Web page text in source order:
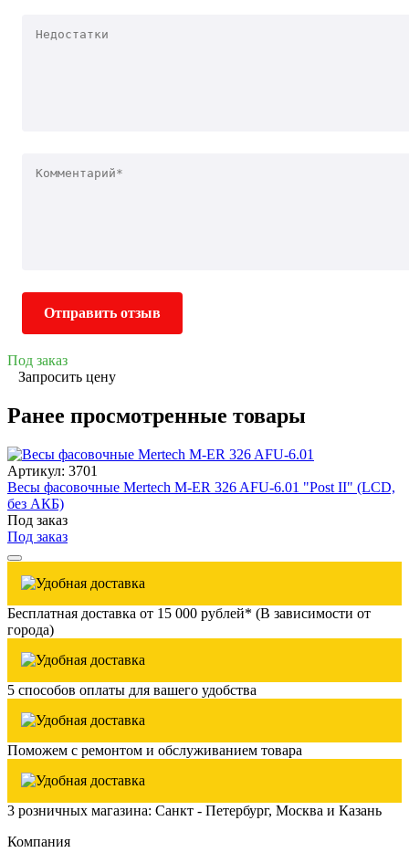
Отправить отзыв
Под заказ
Запросить цену
Ранее просмотренные товары
Артикул: 3701
Весы фасовочные Mertech M-ER 326 AFU-6.01 "Post II" (LCD,
без АКБ)
Под заказ
Под заказ
Бесплатная доставка от 15 000 рублей* (В зависимости от
города)
5 способов оплаты для вашего удобства
Поможем с ремонтом и обслуживанием товара
3 розничных магазина: Санкт - Петербург, Москва и Казань
Компания